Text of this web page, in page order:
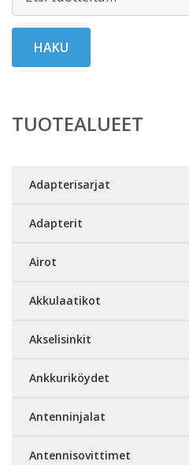
HAKU
TUOTEALUEET
Adapterisarjat
Adapterit
Airot
Akkulaatikot
Akselisinkit
Ankkuriköydet
Antenninjalat
Antennisovittimet